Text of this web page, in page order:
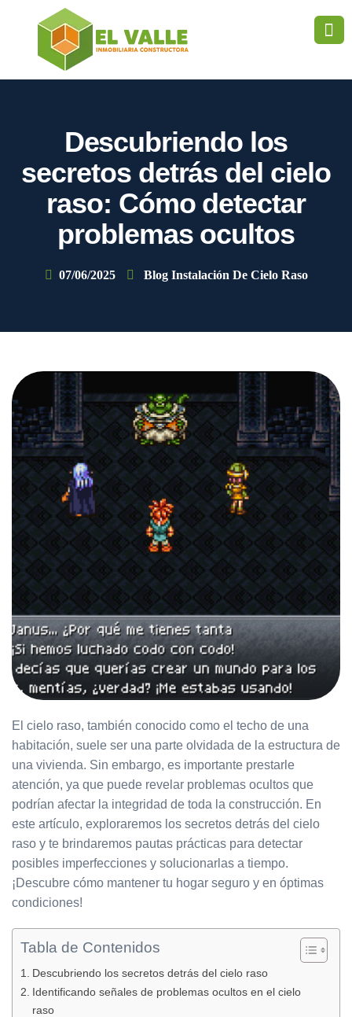
Descubriendo los
secretos detrás del cielo
raso: Cómo detectar
problemas ocultos
07/06/2025 Blog Instalación De Cielo Raso
El cielo raso, también conocido como el techo de una
habitación, suele ser una parte olvidada de la estructura de
una vivienda. Sin embargo, es importante prestarle
atención, ya que puede revelar problemas ocultos que
podrían afectar la integridad de toda la construcción. En
este artículo, exploraremos los secretos detrás del cielo
raso y te brindaremos pautas prácticas para detectar
posibles imperfecciones y solucionarlas a tiempo.
¡Descubre cómo mantener tu hogar seguro y en óptimas
condiciones!
Tabla de Contenidos
Descubriendo los secretos detrás del cielo raso
Identificando señales de problemas ocultos en el cielo
raso